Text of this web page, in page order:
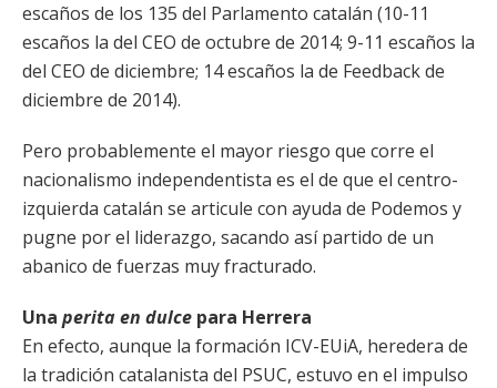
escaños de los 135 del Parlamento catalán (10-11
escaños la del CEO de octubre de 2014; 9-11 escaños la
del CEO de diciembre; 14 escaños la de Feedback de
diciembre de 2014).
Pero probablemente el mayor riesgo que corre el
nacionalismo independentista es el de que el centro-
izquierda catalán se articule con ayuda de Podemos y
pugne por el liderazgo, sacando así partido de un
abanico de fuerzas muy fracturado.
Una perita en dulce para Herrera
En efecto, aunque la formación ICV-EUiA, heredera de
la tradición catalanista del PSUC, estuvo en el impulso